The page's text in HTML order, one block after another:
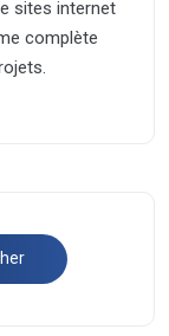
sites internet
complète